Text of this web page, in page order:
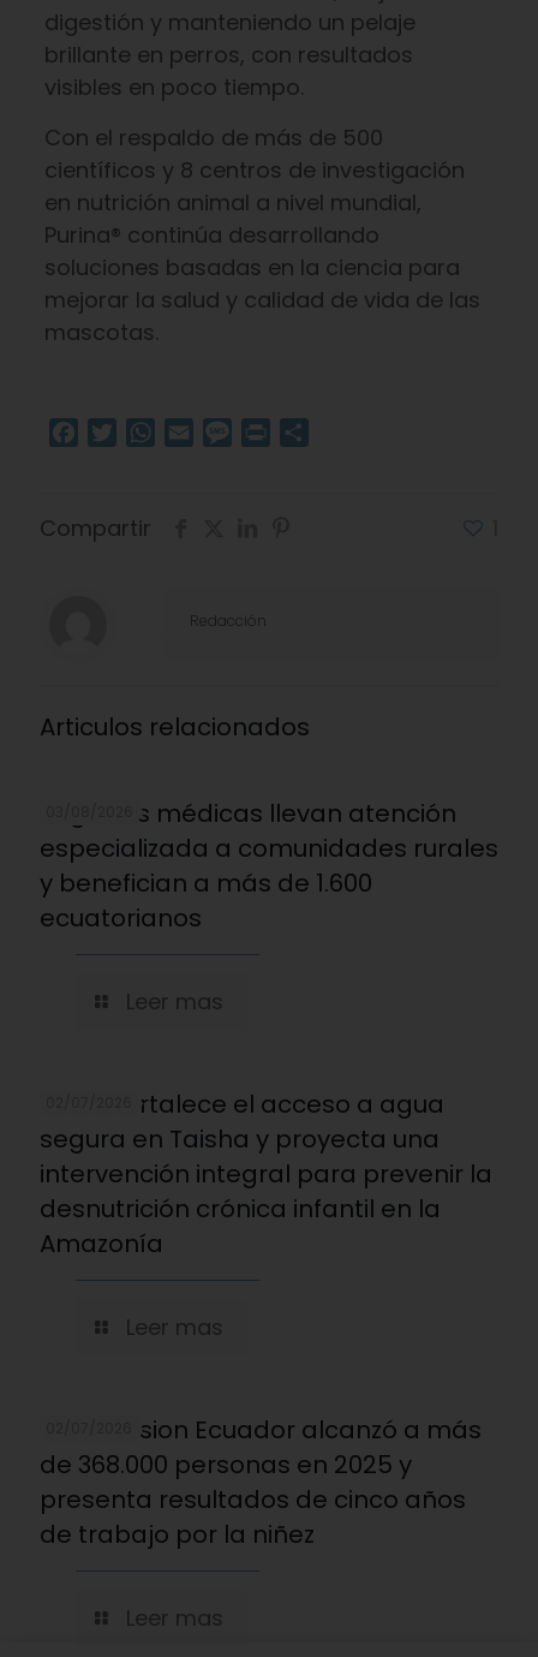
digestión y manteniendo un pelaje
brillante en perros, con resultados
visibles en poco tiempo.
Con el respaldo de más de 500
científicos y 8 centros de investigación
en nutrición animal a nivel mundial,
Purina® continúa desarrollando
soluciones basadas en la ciencia para
mejorar la salud y calidad de vida de las
mascotas.
Facebook
TwitterWhatsApp
Email Message
Print
Compartir
Redacción
Articulos relacionados
Brigadas médicas llevan atención
especializada a comunidades rurales
y benefician a más de 1.600
ecuatorianos
Leer mas
REDNI fortalece el acceso a agua
segura en Taisha y proyecta una
intervención integral para prevenir la
desnutrición crónica infantil en la
Amazonía
Leer mas
World Vision Ecuador alcanzó a más
de 368.000 personas en 2025 y
presenta resultados de cinco años
de trabajo por la niñez
Leer mas